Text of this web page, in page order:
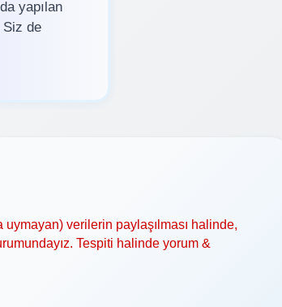
yapılan
Siz de
verilerin paylaşılması halinde,
Tespiti halinde yorum &